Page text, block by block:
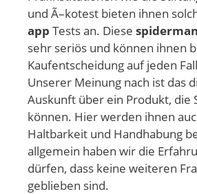
und Ã–kotest bieten ihnen
app Tests an. Diese
sehr seriös und können ihnen
Kaufentscheidung auf jeden
Unserer Meinung nach ist das
Auskunft über ein Produkt, die
können. Hier werden ihnen
Haltbarkeit und Handhabung
allgemein haben wir die
dürfen, dass keine weiteren
geblieben sind.